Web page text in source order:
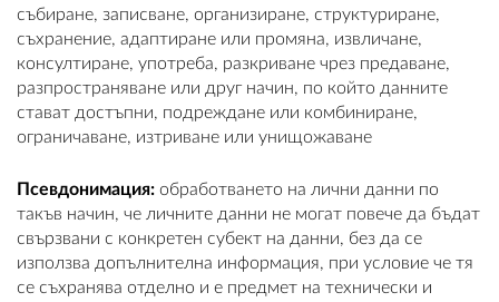
събиране, записване, организиране, структуриране,
съхранение, адаптиране или промяна, извличане,
консултиране, употреба, разкриване чрез предаване,
разпространяване или друг начин, по който данните
стават достъпни, подреждане или комбиниране,
ограничаване, изтриване или унищожаване
Псевдонимация: обработването на лични данни по
такъв начин, че личните данни не могат повече да бъдат
свързвани с конкретен субект на данни, без да се
използва допълнителна информация, при условие че тя
се съхранява отделно и е предмет на технически и